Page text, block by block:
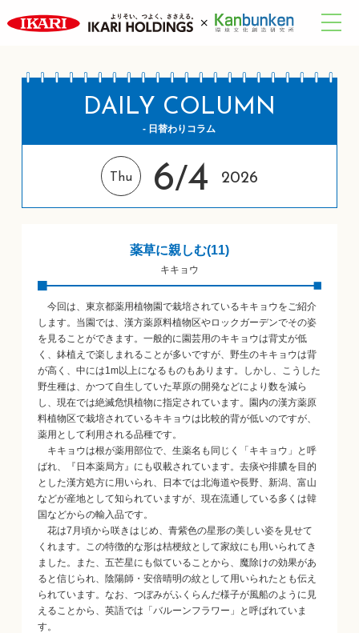
DAILY COLUMN
- 日替わりコラム
Thu 6/4 2026
薬草に親しむ(11)
キキョウ
今回は、東京都薬用植物園で栽培されているキキョウをご紹介
します。当園では、漢方薬原料植物区やロックガーデンでその姿
を見ることができます。一般的に園芸用のキキョウは背丈が低
く、鉢植えで楽しまれることが多いですが、野生のキキョウは背
が高く、中には1m以上になるものもあります。しかし、こうした
野生種は、かつて自生していた草原の開発などにより数を減ら
し、現在では絶滅危惧植物に指定されています。園内の漢方薬原
料植物区で栽培されているキキョウは比較的背が低いのですが、
薬用として利用される品種です。
キキョウは根が薬用部位で、生薬名も同じく「キキョウ」と呼
ばれ、『日本薬局方』にも収載されています。去痰や排膿を目的
とした漢方処方に用いられ、日本では北海道や長野、新潟、富山
などが産地として知られていますが、現在流通している多くは韓
国などからの輸入品です。
花は7月頃から咲きはじめ、青紫色の星形の美しい姿を見せて
くれます。この特徴的な形は桔梗紋として家紋にも用いられてき
ました。また、五芒星にも似ていることから、魔除けの効果があ
ると信じられ、陰陽師・安倍晴明の紋として用いられたとも伝え
られています。なお、つぼみがふくらんだ様子が風船のように見
えることから、英語では「バルーンフラワー」と呼ばれていま
す。